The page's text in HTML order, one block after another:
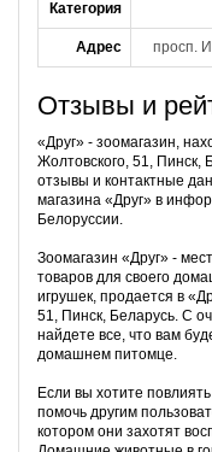
Категория
Адрес просп.
Отзывы и
«Друг» - зоомагазин,
Жолтовского, 51, Пинск,
отзывы и контактные
магазина «Друг» в
Белоруссии.
Зоомагазин «Друг» -
товаров для своего
игрушек, продается в
51, Пинск, Беларусь. С
найдете все, что вам
домашнем питомце.
Если вы хотите
помочь другим
котором они захотят